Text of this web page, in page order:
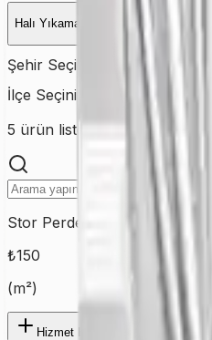
Halı Yıkama
Şehir Seçiniz İSTANBUL
İlçe Seçiniz
5 ürün listeleniyor
Stor Perde
₺150
(m²)
Hizmet Ekle